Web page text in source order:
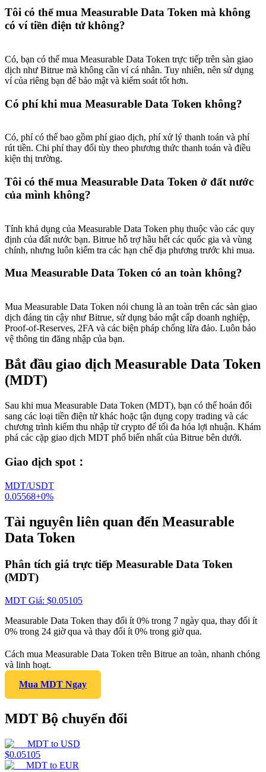
Tôi có thể mua Measurable Data Token mà không
có ví tiền điện tử không?
Có, bạn có thể mua Measurable Data Token trực tiếp trên sàn giao
dịch như Bitrue mà không cần ví cá nhân. Tuy nhiên, nên sử dụng
ví của riêng bạn để bảo mật và kiểm soát tốt hơn.
Có phí khi mua Measurable Data Token không?
Có, phí có thể bao gồm phí giao dịch, phí xử lý thanh toán và phí
rút tiền. Chi phí thay đổi tùy theo phương thức thanh toán và điều
kiện thị trường.
Tôi có thể mua Measurable Data Token ở đất nước
của mình không?
Tính khả dụng của Measurable Data Token phụ thuộc vào các quy
định của đất nước bạn. Bitrue hỗ trợ hầu hết các quốc gia và vùng
chính, nhưng luôn kiểm tra các hạn chế địa phương trước khi mua.
Mua Measurable Data Token có an toàn không?
Mua Measurable Data Token nói chung là an toàn trên các sàn giao
dịch đáng tin cậy như Bitrue, sử dụng bảo mật cấp doanh nghiệp,
Proof-of-Reserves, 2FA và các biện pháp chống lừa đảo. Luôn bảo
vệ thông tin đăng nhập của bạn.
Bắt đầu giao dịch Measurable Data Token
(MDT)
Sau khi mua Measurable Data Token (MDT), bạn có thể hoán đổi
sang các loại tiền điện tử khác hoặc tận dụng copy trading và các
chương trình kiếm thu nhập từ crypto để tối đa hóa lợi nhuận. Khám
phá các cặp giao dịch MDT phổ biến nhất của Bitrue bên dưới.
Giao dịch spot ：
MDT/USDT
0.05568+0%
Tài nguyên liên quan đến Measurable
Data Token
Phân tích giá trực tiếp Measurable Data Token
(MDT)
MDT Giá: $0.05105
Measurable Data Token thay đổi ít 0% trong 7 ngày qua, thay đổi ít
0% trong 24 giờ qua và thay đổi ít 0% trong giờ qua.
Cách mua Measurable Data Token trên Bitrue an toàn, nhanh chóng
và linh hoạt.
Mua MDT Ngay
MDT Bộ chuyển đổi
MDT to USD
$0.05105
MDT to EUR